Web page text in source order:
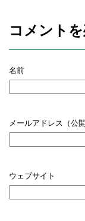
コメント
名前
メールアドレス（公
ウェブサイト